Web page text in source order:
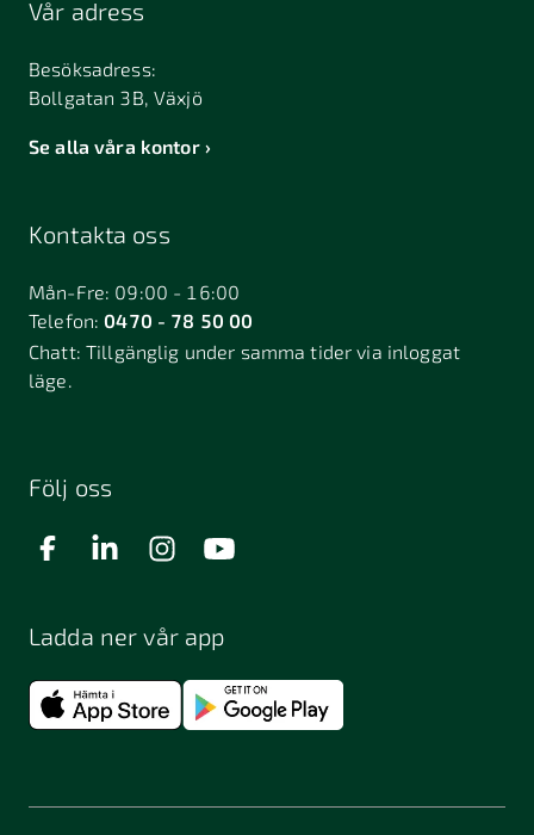
Vår adress
Besöksadress:
Bollgatan 3B, Växjö
Se alla våra kontor
Kontakta oss
Mån-Fre: 09:00 - 16:00
Telefon:0470 - 78 50 00
Chatt:Tillgänglig under samma tider via inloggat
läge.
Följ oss
Ladda ner vår app